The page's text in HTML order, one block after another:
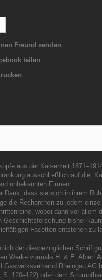
Freund senden
teilen
aus der Kaiserzeit
ausschließlich auf die
unbekannten Firmen.
dass sie sich in ihrem
die Recherchen zu jedem
wobei dann vor
bisher
Facetten entstehen zu
der diesbezüglichen
Werke vormals H. & E.
Rheingau
120–122) oder dem